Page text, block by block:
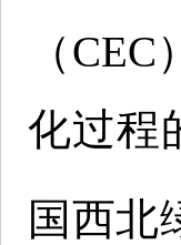
（
化过程
国西北